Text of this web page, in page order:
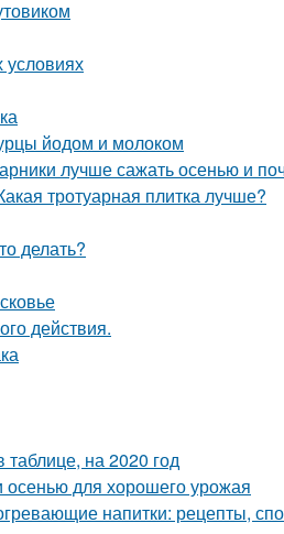
условиях
йодом и молоком
лучше сажать осенью и
тротуарная плитка лучше?
делать?
действия.
таблице, на 2020 год
для хорошего урожая
напитки: рецепты,